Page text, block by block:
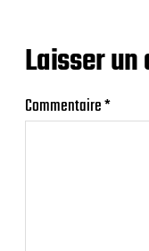
Laisser
Commentaire*